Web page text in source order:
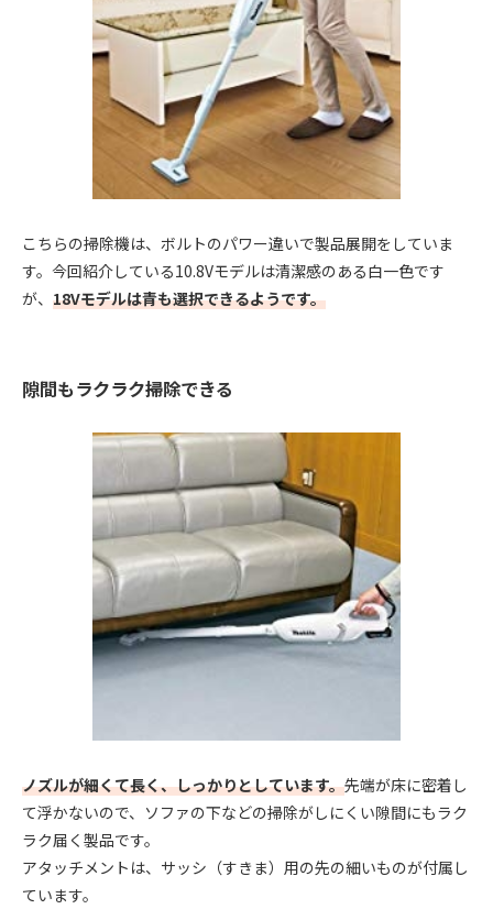
こちらの掃除機は、ボルトのパワー違いで製品展開をしていま
す。今回紹介している10.8Vモデルは清潔感のある白一色です
が、 18Vモデルは青も選択できるようです。
隙間もラクラク掃除できる
ノズルが細くて長く、しっかりとしています。先端が床に密着し
て浮かないので、ソファの下などの掃除がしにくい隙間にもラク
ラク届く製品です。
アタッチメントは、サッシ（すきま）用の先の細いものが付属し
ています。